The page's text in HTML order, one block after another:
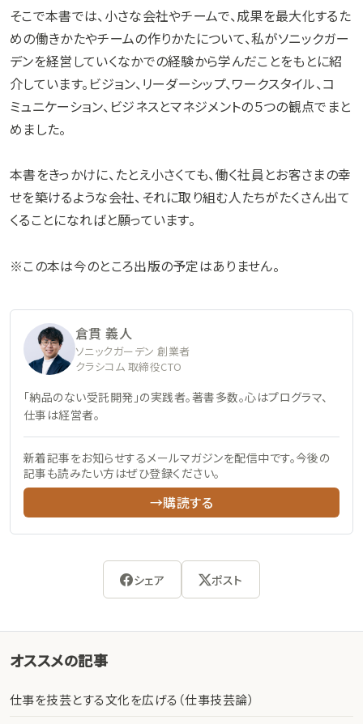
そこで本書では、小さな会社やチームで、成果を最大化するた
めの働きかたやチームの作りかたについて、私がソニックガー
デンを経営していくなかでの経験から学んだことをもとに紹
介しています。ビジョン、リーダーシップ、ワークスタイル、コ
ミュニケーション、ビジネスとマネジメントの５つの観点でまと
めました。
本書をきっかけに、たとえ小さくても、働く社員とお客さまの幸
せを築けるような会社、それに取り組む人たちがたくさん出て
くることになればと願っています。
※この本は今のところ出版の予定はありません。
倉貫 義人
ソニックガーデン 創業者
クラシコム 取締役CTO
「納品のない受託開発」の実践者。著書多数。心はプログラマ、
仕事は経営者。
新着記事をお知らせするメールマガジンを配信中です。今後の
記事も読みたい方はぜひ登録ください。
→購読する
シェア ポスト
オススメの記事
仕事を技芸とする文化を広げる（仕事技芸論）